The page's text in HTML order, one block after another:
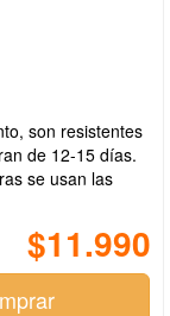
son resistentes
de 12-15 días.
se usan las
$11.990